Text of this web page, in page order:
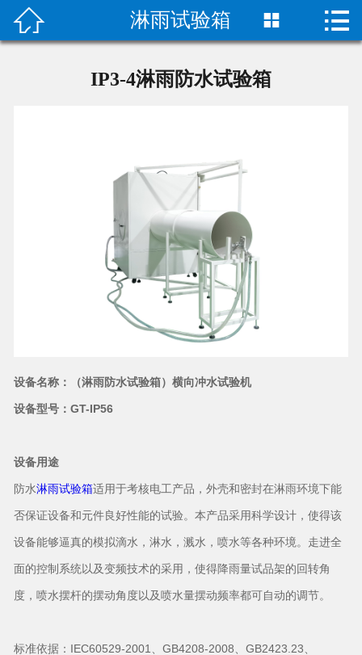
 首页
技术指导
新闻动态
联系我们
 淋雨试验箱  
IP3-4淋雨防水试验箱
设备名称：（淋雨防水试验箱）横向冲水试验机
设备型号：GT-IP56
设备用途
防水淋雨试验箱适用于考核电工产品，外壳和密封在淋雨环境下能
否保证设备和元件良好性能的试验。本产品采用科学设计，使得该
设备能够逼真的模拟滴水，淋水，溅水，喷水等各种环境。走进全
面的控制系统以及变频技术的采用，使得降雨量试品架的回转角
度，喷水摆杆的摆动角度以及喷水量摆动频率都可自动的调节。
标准依据：IEC60529-2001、GB4208-2008、GB2423.23、